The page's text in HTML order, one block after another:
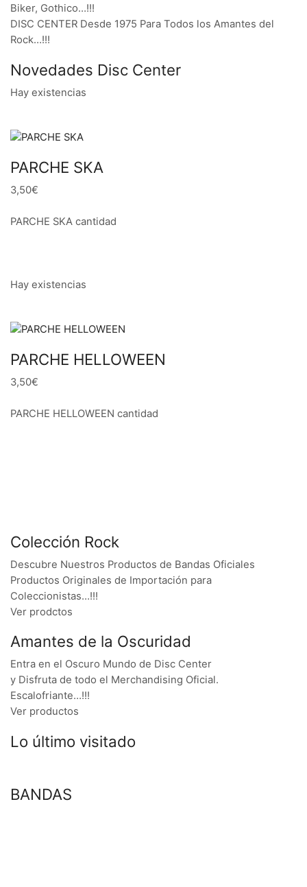
Biker, Gothico…!!!
DISC CENTER Desde 1975 Para Todos los Amantes del
Rock…!!!
Novedades Disc Center
Hay existencias
PARCHE SKA
3,50€
PARCHE SKA cantidad
Hay existencias
PARCHE HELLOWEEN
3,50€
PARCHE HELLOWEEN cantidad
Colección Rock
Descubre Nuestros Productos de Bandas Oficiales
Productos Originales de Importación para
Coleccionistas…!!!
Ver prodctos
Amantes de la Oscuridad
Entra en el Oscuro Mundo de Disc Center
y Disfruta de todo el Merchandising Oficial.
Escalofriante…!!!
Ver productos
Lo último visitado
BANDAS